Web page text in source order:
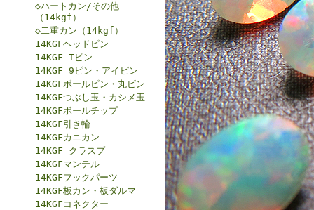
◇ハートカン/その他
（14kgf）
◇二重カン（14kgf）
14KGFヘッドピン
14KGF Tピン
14KGF 9ピン・アイピン
14KGFボールピン・丸ピン
14KGFつぶし玉・カシメ玉
14KGFボールチップ
14KGF引き輪
14KGFカニカン
14KGF クラスプ
14KGFマンテル
14KGFフックパーツ
14KGF板カン・板ダルマ
14KGFコネクター